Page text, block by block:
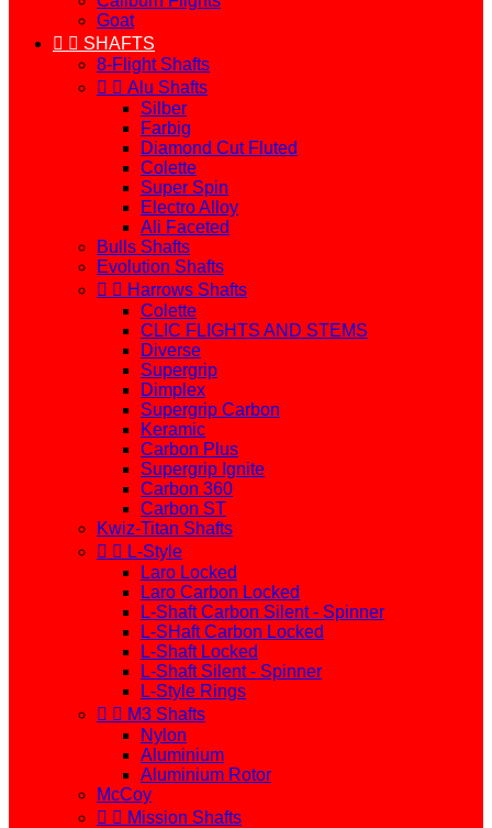
Goat
  SHAFTS
8-Flight Shafts
  Alu Shafts
Silber
Farbig
Diamond Cut Fluted
Colette
Super Spin
Electro Alloy
Ali Faceted
Bulls Shafts
Evolution Shafts
  Harrows Shafts
Colette
CLIC FLIGHTS AND STEMS
Diverse
Supergrip
Dimplex
Supergrip Carbon
Keramic
Carbon Plus
Supergrip Ignite
Carbon 360
Carbon ST
Kwiz-Titan Shafts
  L-Style
Laro Locked
Laro Carbon Locked
L-Shaft Carbon Silent - Spinner
L-SHaft Carbon Locked
L-Shaft Locked
L-Shaft Silent - Spinner
L-Style Rings
  M3 Shafts
Nylon
Aluminium
Aluminium Rotor
McCoy
  Mission Shafts